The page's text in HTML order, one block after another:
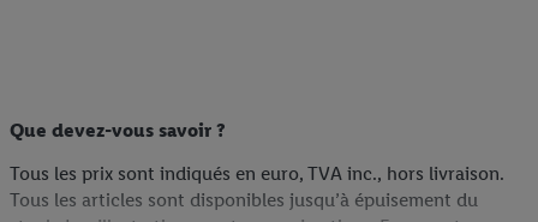
Que devez-vous savoir ?
Tous les prix sont indiqués en euro, TVA inc., hors livraison.
Tous les articles sont disponibles jusqu’à épuisement du